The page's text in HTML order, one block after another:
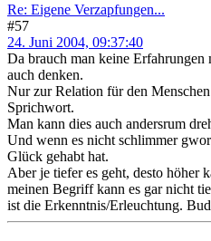
Re: Eigene Verzapfungen...
#57
24. Juni 2004, 09:37:40
Da brauch man keine Erfahrungen
auch denken.
Nur zur Relation für den
Sprichwort.
Man kann dies auch andersrum
Und wenn es nicht schlimmer
Glück gehabt hat.
Aber je tiefer es geht, desto höher
meinen Begriff kann es gar nicht
ist die Erkenntnis/Erleuchtung.